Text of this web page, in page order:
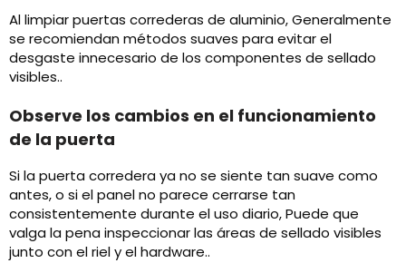
Al limpiar puertas correderas de aluminio, Generalmente
se recomiendan métodos suaves para evitar el
desgaste innecesario de los componentes de sellado
visibles..
Observe los cambios en el funcionamiento
de la puerta
Si la puerta corredera ya no se siente tan suave como
antes, o si el panel no parece cerrarse tan
consistentemente durante el uso diario, Puede que
valga la pena inspeccionar las áreas de sellado visibles
junto con el riel y el hardware..